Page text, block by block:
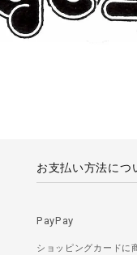
お支払い方法につ
PayPay
ショッピングカードに